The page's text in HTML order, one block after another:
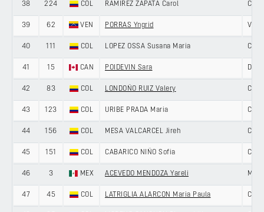
38 224 COL RAMIREZ ZAPATA Carol
39 62 VEN PORRAS Yngrid
40 111 COL LOPEZ OSSA Susana Maria
41 15 CAN POIDEVIN Sara DNA
42 83 COL LONDOÑO RUIZ Valery
43 123 COL URIBE PRADA Maria
44 156 COL MESA VALCARCEL Jireh
45 151 COL CABARICO NIÑO Sofia
46 3 MEX ACEVEDO MENDOZA Yareli
47 45 COL LATRIGLIA ALARCON Maria Paula